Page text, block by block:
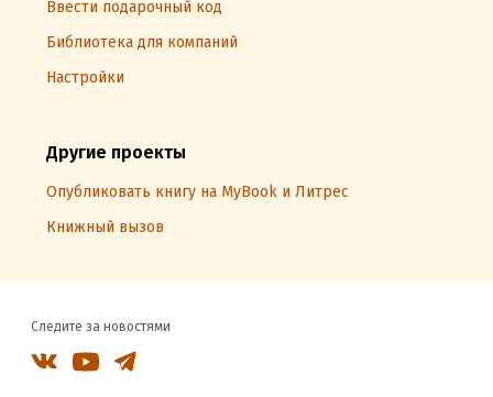
Ввести подарочный код
Библиотека для компаний
Настройки
Другие проекты
Опубликовать книгу на MyBook и Литрес
Книжный вызов
Следите за новостями